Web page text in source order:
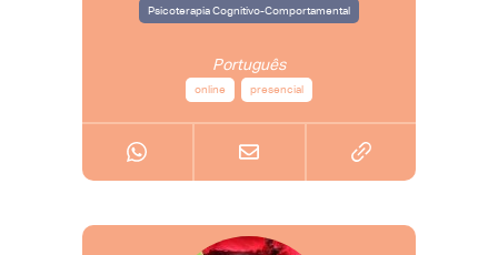
Psicoterapia Cognitivo-Comportamental
Português
online presencial